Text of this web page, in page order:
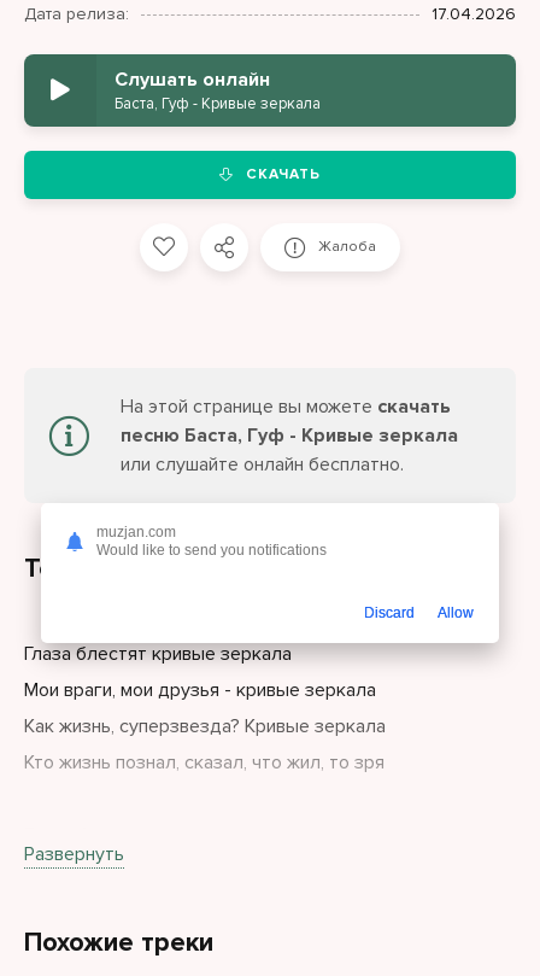
Дата релиза:
17.04.2026
Слушать онлайн
Баста, Гуф - Кривые зеркала
СКАЧАТЬ
Жалоба
На этой странице вы можете скачать
песню Баста, Гуф - Кривые зеркала
или слушайте онлайн бесплатно.
Текст песни
Глаза блестят кривые зеркала
Мои враги, мои друзья - кривые зеркала
Как жизнь, суперзвезда? Кривые зеркала
Кто жизнь познал, сказал, что жил, то зря
Ты знаешь сам, что такое бессонница на сто тысяч
Раздавленный под этим неподъёмным колесом
Развернуть
Похожие треки
muzjan.com
Would like to send you notifications
Discard Allow